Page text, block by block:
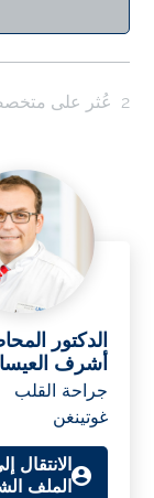
2 عُثر على
الدكتور
أشرف
جراحة القلب
غوتينغن
الانتقال
الملف